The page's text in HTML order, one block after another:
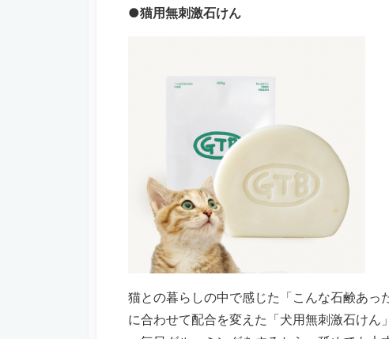
●猫用無刺激石けん
猫との暮らしの中で感じた「こんな石鹸あ
に合わせて配合を変えた「犬用無刺激石けん